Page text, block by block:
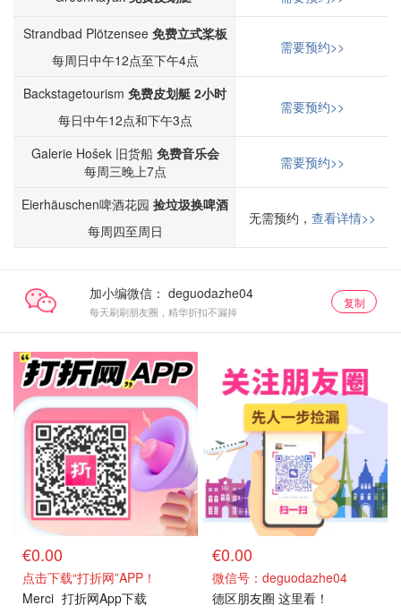
Strandbad Plötzensee 免费立式桨板
每周日中午12点至下午4点
需要预约>>
Backstagetourism 免费皮划艇 2小时
每日中午12点和下午3点
需要预约>>
Galerie Hošek 旧货船 免费音乐会
每周三晚上7点
需要预约>>
Eierhäuschen啤酒花园 捡垃圾换啤酒
每周四至周日
无需预约， 查看详情>>
加小编微信：
每天刷刷朋友圈，精华折扣不漏掉
复制
€0.00
点击下载“打折网”APP！
Merci 打折网App下载
€0.00
微信号：deguodazhe04
德区朋友圈 这里看！